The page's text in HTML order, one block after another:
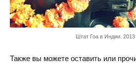
Штат Гоа в Индии. 2013
Также вы можете оставить или